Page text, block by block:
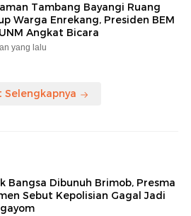
Tambang Bayangi Ruang
Warga Enrekang, Presiden BEM
Angkat Bicara
yang lalu
Selengkapnya
Bangsa Dibunuh Brimob, Presma
Sebut Kepolisian Gagal Jadi